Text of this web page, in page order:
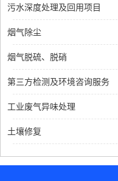
污水深度处理及回用项目
烟气除尘
烟气脱硫、脱硝
第三方检测及环境咨询服务
工业废气异味处理
土壤修复